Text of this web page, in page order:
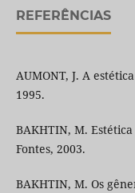
REFERÊNCIAS
AUMONT, J. A
1995.
BAKHTIN, M.
Fontes, 2003.
BAKHTIN, M. Os